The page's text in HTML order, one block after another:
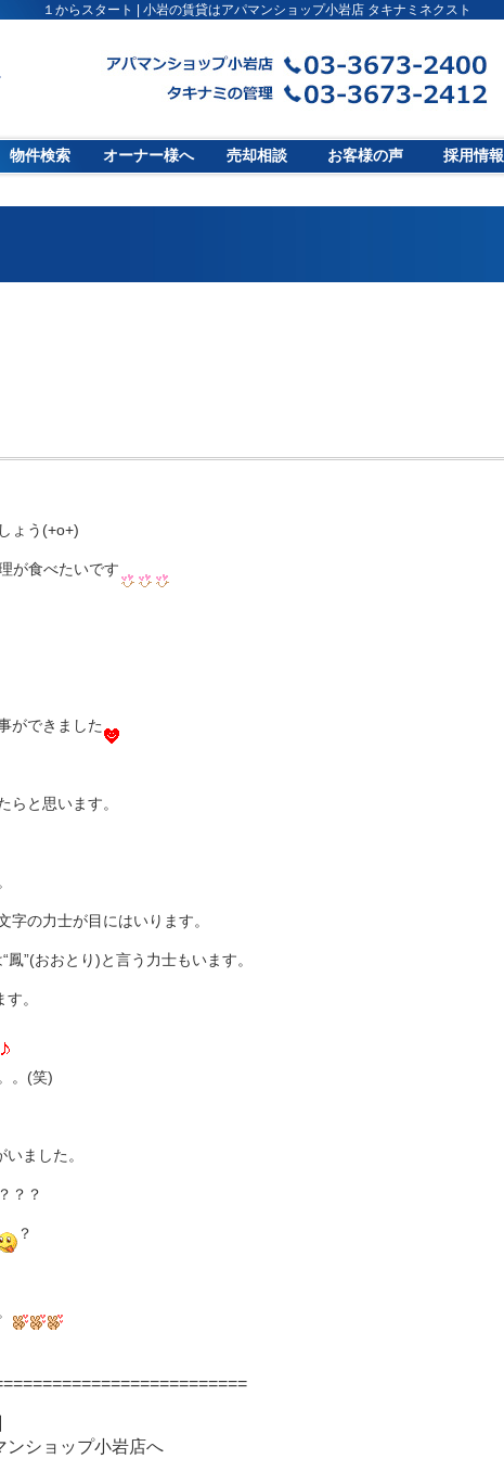
１からスタート | 小岩の賃貸はアパマンショップ小岩店 タキナミネクスト
物件検索 オーナー様へ 売却相談 お客様の声 採用情報
ょう(+o+)
が食べたいです
ができました
らと思います。
の力士が目にはいります。
鳳”(おおとり)と言う力士もいます。
。
。(笑)
ました。
？？
？
ショップ小岩店へ